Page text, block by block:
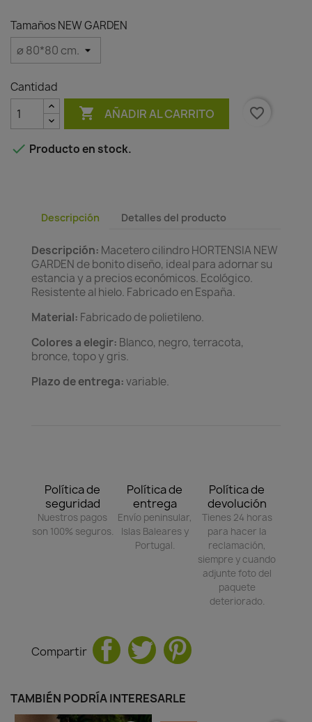
Tamaños NEW GARDEN
Cantidad
 AÑADIR AL CARRITO favorite_border
 Producto en stock.
Descripción Detalles del producto
Descripción: Macetero cilindro HORTENSIA NEW
GARDEN de bonito diseño, ideal para adornar su
estancia y a precios económicos. Ecológico.
Resistente al hielo. Fabricado en España.
Material: Fabricado de polietileno.
Colores a elegir: Blanco, negro, terracota,
bronce, topo y gris.
Plazo de entrega:variable.
Política de
seguridad
Nuestros pagos
son 100% seguros.
Política de
entrega
Envío peninsular,
Islas Baleares y
Portugal.
Política de
devolución
Tienes 24 horas
para hacer la
reclamación,
siempre y cuando
adjunte foto del
paquete
deteriorado.
Compartir
TAMBIÉN PODRÍA INTERESARLE